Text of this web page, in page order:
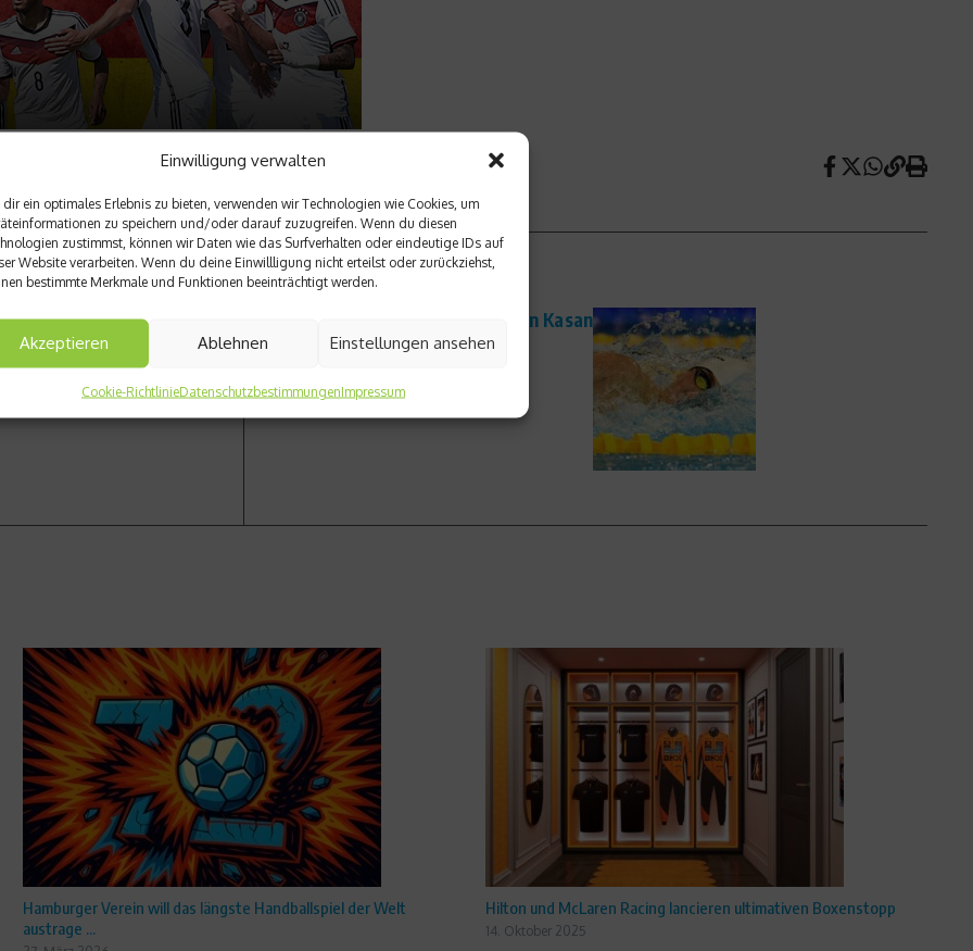
Einwilligung verwalten
dir ein optimales Erlebnis zu bieten, verwenden wir Technologien wie Cookies, um
zu speichern und/oder darauf zuzugreifen. Wenn du diesen
zustimmst, können wir Daten wie das Surfverhalten oder eindeutige IDs auf
Website verarbeiten. Wenn du deine Einwillligung nicht erteilst oder zurückziehst,
bestimmte Merkmale und Funktionen beeinträchtigt werden.
Akzeptieren Ablehnen Einstellungen ansehen
Cookie-RichtlinieDatenschutzbestimmungenImpressum
Weltcup
Nächster Beitrag
Rekordprämie bei Schwimm-WM in Kasan
Hamburger Verein will das längste Handballspiel der Welt
austrage ...
Hilton und McLaren Racing lancieren ultimativen Boxenstopp
14. Oktober 2025